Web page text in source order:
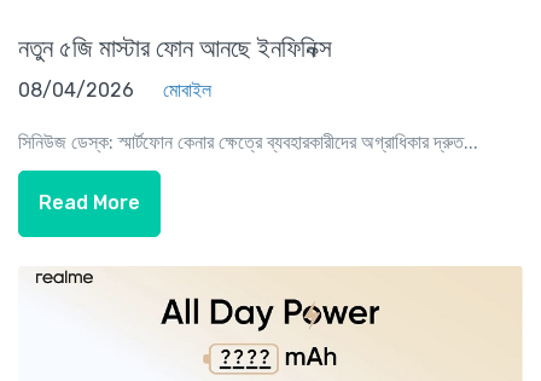
নতুন ৫জি মাস্টার ফোন আনছে ইনফিনিক্স
08/04/2026 মোবাইল
সিনিউজ ডেস্ক: স্মার্টফোন কেনার ক্ষেত্রে ব্যবহারকারীদের অগ্রাধিকার দ্রুত...
Read More